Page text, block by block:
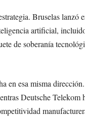
Bruselas
artificial,
de soberanía
en esa misma
Deutsche